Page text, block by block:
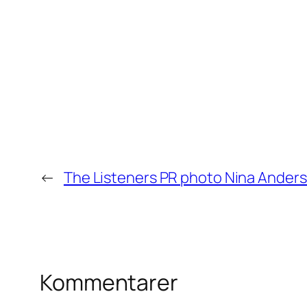
← The Listeners PR photo Nina
Kommentarer